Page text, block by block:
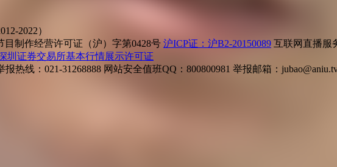
2022）
目制作经营许可证（沪）字第0428号 沪ICP证：沪B2-20150089 互联网直播服
圳证券交易所基本行情展示许可证
热线：021-31268888 网站安全值班QQ：800800981 举报邮箱：